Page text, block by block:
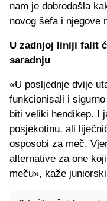
nam je dobrodošla
novog šefa i njegove
U zadnjoj liniji falit
saradnju
«U posljednje dvije
funkcionisali i
biti veliki hendikep. I
posjekotinu, ali
osposobi za meč.
alternative za one
meču», kaže